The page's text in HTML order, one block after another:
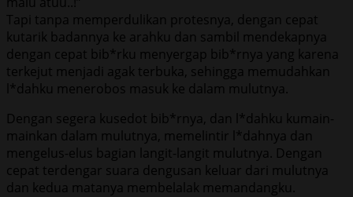
Tapi tanpa memperdulikan protesnya, dengan cepat
kutarik badannya ke arahku dan sambil mendekapnya
dengan cepat bib*rku menyergap bib*rnya yang karena
terkejut menjadi agak terbuka, sehingga memudahkan
l*dahku menerobos masuk ke dalam mulutnya.
Dengan segera kusedot bib*rnya, dan l*dahku kumain-
mainkan dalam mulutnya, memelintir l*dahnya dan
mengelus-elus bagian langit-langit mulutnya. Dengan
cepat terdengar suara dengusan keluar dari mulutnya
dan kedua matanya membelalak memandangku.